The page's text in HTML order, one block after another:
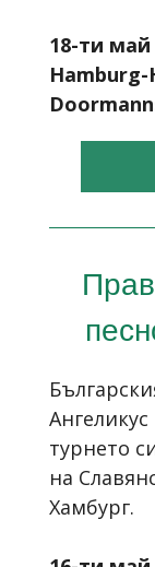
18-ти май
турнето
на
Хамбург.